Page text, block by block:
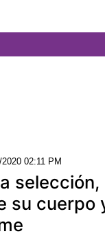
2020 02:11 PM
su cuerpo